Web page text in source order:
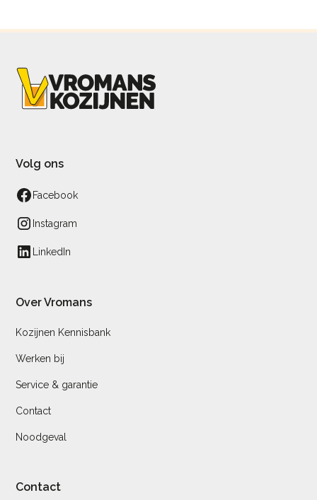
Volg ons
Facebook
Instagram
LinkedIn
Over Vromans
Kozijnen Kennisbank
Werken bij
Service & garantie
Contact
Noodgeval
Contact